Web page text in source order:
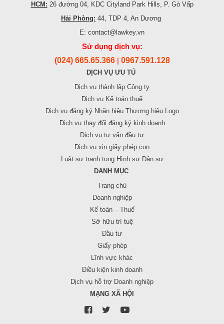
HCM: 26 đường 04, KDC Cityland Park Hills, P. Gò Vấp
Hải Phòng: 44, TDP 4, An Dương
E: contact@lawkey.vn
Sử dụng dịch vụ:
(024) 665.65.366 0967.591.128
DỊCH VỤ ƯU TÚ
Dịch vụ thành lập Công ty
Dịch vụ Kế toán thuế
Dịch vụ đăng ký Nhãn hiệu Thương hiệu Logo
Dịch vụ thay đổi đăng ký kinh doanh
Dịch vụ tư vấn đầu tư
Dịch vụ xin giấy phép con
Luật sư tranh tụng Hình sự Dân sự
DANH MỤC
Trang chủ
Doanh nghiệp
Kế toán – Thuế
Sở hữu trí tuệ
Đầu tư
Giấy phép
Lĩnh vực khác
Điều kiện kinh doanh
Dịch vụ hỗ trợ Doanh nghiệp
MẠNG XÃ HỘI